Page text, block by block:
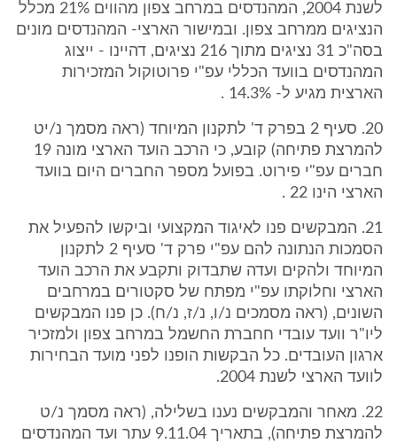
לשנת 2004, המהנדסים במרחב צפון מהווים 21% מכלל
הנציגים ממרחב צפון. ובמישור הארצי- המהנדסים מונים
בסה"כ 31 נציגים מתוך 216 נציגים, דהיינו - ייצוג
המהנדסים בוועד הכללי עפ"י פרוטוקול המזכירות
הארצית מגיע ל- 14.3% .
20. סעיף 2 בפרק ד' לתקנון המיוחד (ראה מסמך נ/יט
להמרצת פתיחה) קובע, כי הרכב הועד הארצי מונה 19
חברים עפ"י פירוט. בפועל מספר החברים היום בוועד
הארצי הינו 22 .
21. המבקשים פנו לאיגוד המקצועי וביקשו להפעיל את
הסמכות הנתונה להם עפ"י פרק ד' סעיף 2 לתקנון
המיוחד ולהקים ועדה שתבדוק ותקבע את הרכב הועד
הארצי וחלוקתו עפ"י מפתח של סקטורים במרחבים
השונים, (ראה מסמכים נ/ו, נ/ז, נ/ח). כן פנו המבקשים
ליו"ר וועד עובדי חחברת החשמל במרחב צפון ולמזכיר
ארגון העובדים. כל הבקשות הופנו לפני מועד הבחירות
לוועד הארצי לשנת 2004.
22. מאחר והמבקשים נענו בשלילה, (ראה מסמך נ/ט
להמרצת פתיחה), בתאריך 9.11.04 עתר ועד המהנדסים